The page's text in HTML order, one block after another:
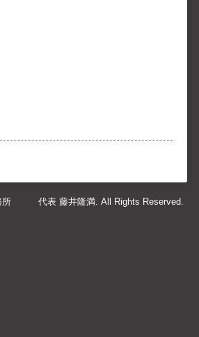
務所 代表 藤井隆満. All Rights Reserved.